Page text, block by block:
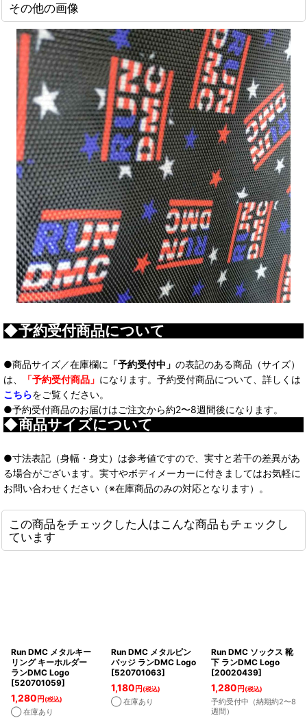
その他の画像
◆予約受付商品について
●商品サイズ／在庫欄に 「予約受付中」 の表記のある商品（サイズ）
は、
「予約受付商品」 になります。予約受付商品について、詳しくは
こちらをご覧ください。
●予約受付商品のお届けはご注文から約2〜8週間後になります。
◆商品サイズについて
●寸法表記（身幅・身丈）は参考値ですので、実寸と若干の差異があ
る場合がございます。実寸やボディメーカーに付きましてはお気軽に
お問い合わせください（※在庫商品のみの対応となります）。
この商品をチェックした人はこんな商品もチェックし
ています
Run DMC メタルキー
リング キーホルダー
ランDMC Logo
[520701059]
1,280 円(税込)
◯ 在庫あり
Run DMC メタルピン
バッジ ランDMC Logo
[520701063]
1,180 円(税込)
◯ 在庫あり
Run DMC ソックス 靴
下 ランDMC Logo
[20020439]
1,280 円(税込)
予約受付中（納期約2〜8
週間）